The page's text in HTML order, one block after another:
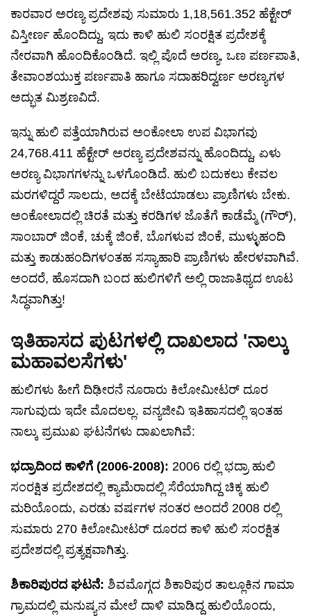
ಕಾರವಾರ ಅರಣ್ಯ ಪ್ರದೇಶವು ಸುಮಾರು 1,18,561.352 ಹೆಕ್ಟೇರ್
ವಿಸ್ತೀರ್ಣ ಹೊಂದಿದ್ದು, ಇದು ಕಾಳಿ ಹುಲಿ ಸಂರಕ್ಷಿತ ಪ್ರದೇಶಕ್ಕೆ
ನೇರವಾಗಿ ಹೊಂದಿಕೊಂಡಿದೆ. ಇಲ್ಲಿ ಪೊದೆ ಅರಣ್ಯ, ಒಣ ಪರ್ಣಪಾತಿ,
ತೇವಾಂಶಯುಕ್ತ ಪರ್ಣಪಾತಿ ಹಾಗೂ ಸದಾಹರಿದ್ವರ್ಣ ಅರಣ್ಯಗಳ
ಅದ್ಭುತ ಮಿಶ್ರಣವಿದೆ.
ಇನ್ನು ಹುಲಿ ಪತ್ತೆಯಾಗಿರುವ ಅಂಕೋಲಾ ಉಪ ವಿಭಾಗವು
24,768.411 ಹೆಕ್ಟೇರ್ ಅರಣ್ಯ ಪ್ರದೇಶವನ್ನು ಹೊಂದಿದ್ದು, ಏಳು
ಅರಣ್ಯ ವಿಭಾಗಗಳನ್ನು ಒಳಗೊಂಡಿದೆ. ಹುಲಿ ಬದುಕಲು ಕೇವಲ
ಮರಗಳಿದ್ದರೆ ಸಾಲದು, ಅದಕ್ಕೆ ಬೇಟೆಯಾಡಲು ಪ್ರಾಣಿಗಳು ಬೇಕು.
ಅಂಕೋಲಾದಲ್ಲಿ ಚಿರತೆ ಮತ್ತು ಕರಡಿಗಳ ಜೊತೆಗೆ ಕಾಡೆಮ್ಮೆ (ಗೌರ್),
ಸಾಂಬಾರ್ ಜಿಂಕೆ, ಚುಕ್ಕೆ ಜಿಂಕೆ, ಬೊಗಳುವ ಜಿಂಕೆ, ಮುಳ್ಳುಹಂದಿ
ಮತ್ತು ಕಾಡುಹಂದಿಗಳಂತಹ ಸಸ್ಯಾಹಾರಿ ಪ್ರಾಣಿಗಳು ಹೇರಳವಾಗಿವೆ.
ಅಂದರೆ, ಹೊಸದಾಗಿ ಬಂದ ಹುಲಿಗಳಿಗೆ ಅಲ್ಲಿ ರಾಜಾತಿಥ್ಯದ ಊಟ
ಸಿದ್ಧವಾಗಿತ್ತು!
ಇತಿಹಾಸದ ಪುಟಗಳಲ್ಲಿ ದಾಖಲಾದ 'ನಾಲ್ಕು
ಮಹಾವಲಸೆಗಳು'
ಹುಲಿಗಳು ಹೀಗೆ ದಿಢೀರನೆ ನೂರಾರು ಕಿಲೋಮೀಟರ್ ದೂರ
ಸಾಗುವುದು ಇದೇ ಮೊದಲಲ್ಲ. ವನ್ಯಜೀವಿ ಇತಿಹಾಸದಲ್ಲಿ ಇಂತಹ
ನಾಲ್ಕು ಪ್ರಮುಖ ಘಟನೆಗಳು ದಾಖಲಾಗಿವೆ:
ಭದ್ರಾದಿಂದ ಕಾಳಿಗೆ (2006-2008): 2006 ರಲ್ಲಿ ಭದ್ರಾ ಹುಲಿ
ಸಂರಕ್ಷಿತ ಪ್ರದೇಶದಲ್ಲಿ ಕ್ಯಾಮೆರಾದಲ್ಲಿ ಸೆರೆಯಾಗಿದ್ದ ಚಿಕ್ಕ ಹುಲಿ
ಮರಿಯೊಂದು, ಎರಡು ವರ್ಷಗಳ ನಂತರ ಅಂದರೆ 2008 ರಲ್ಲಿ
ಸುಮಾರು 270 ಕಿಲೋಮೀಟರ್ ದೂರದ ಕಾಳಿ ಹುಲಿ ಸಂರಕ್ಷಿತ
ಪ್ರದೇಶದಲ್ಲಿ ಪ್ರತ್ಯಕ್ಷವಾಗಿತ್ತು.
ಶಿಕಾರಿಪುರದ ಘಟನೆ: ಶಿವಮೊಗ್ಗದ ಶಿಕಾರಿಪುರ ತಾಲ್ಲೂಕಿನ ಗಾಮಾ
ಗ್ರಾಮದಲ್ಲಿ ಮನುಷ್ಯನ ಮೇಲೆ ದಾಳಿ ಮಾಡಿದ್ದ ಹುಲಿಯೊಂದು,